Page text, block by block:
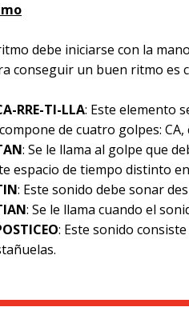
debe iniciarse con la
conseguir un buen ritmo es
RRE-TI-LLA: Este elemento
de cuatro golpes:
: Se le llama al golpe que
espacio de tiempo distinto
: Este sonido debe sonar
: Se le llama cuando el
: Este sonido